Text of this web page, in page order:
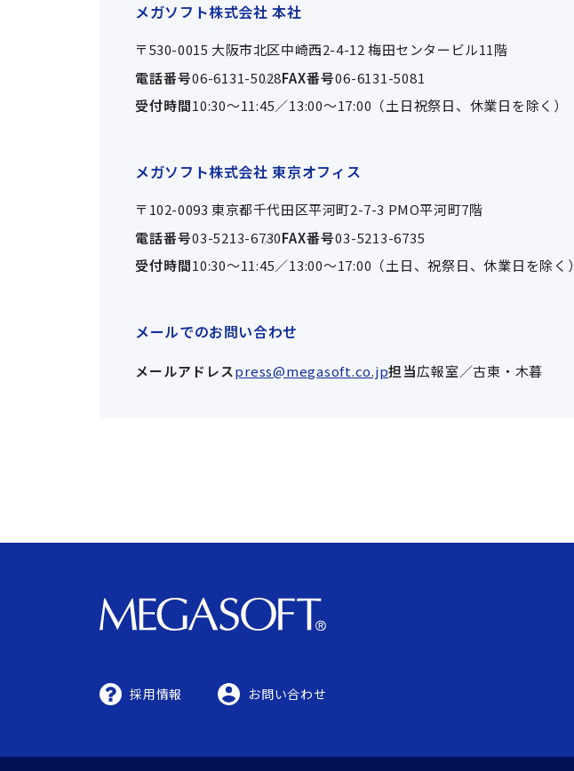
メガソフト株式会社 本社
〒530-0015 大阪市北区中崎西2-4-12 梅田センタービル11階
電話番号06-6131-5028FAX番号06-6131-5081
受付時間10:30～11:45／13:00～17:00（土日祝祭日、休業日を除く）
メガソフト株式会社 東京オフィス
〒102-0093 東京都千代田区平河町2-7-3 PMO平河町7階
電話番号03-5213-6730FAX番号03-5213-6735
受付時間10:30～11:45／13:00～17:00（土日、祝祭日、休業日を除く）
メールでのお問い合わせ
メールアドレスpress@megasoft.co.jp担当広報室／古東・木暮
採用情報 お問い合わせ